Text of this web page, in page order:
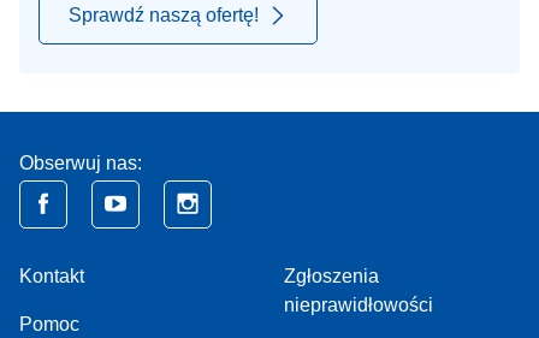
Sprawdź naszą ofertę!
Obserwuj nas:
Kontakt
Pomoc
Zgłoszenia
nieprawidłowości